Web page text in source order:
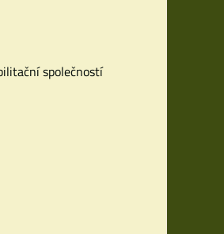
společností